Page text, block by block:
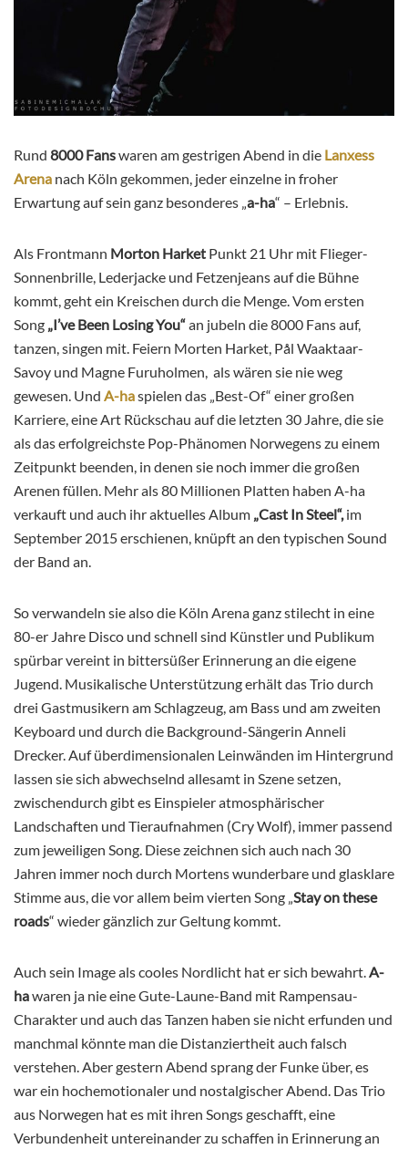
Rund 8000 Fanswaren am gestrigen Abend in die Lanxess
Arena nach Köln gekommen, jeder einzelne in froher
Erwartung auf sein ganz besonderes „a-ha“ – Erlebnis.
Als Frontmann Morton Harket Punkt 21 Uhr mit Flieger-
Sonnenbrille, Lederjacke und Fetzenjeans auf die Bühne
kommt, geht ein Kreischen durch die Menge. Vom ersten
Song „I’ve Been Losing You“an jubeln die 8000 Fans auf,
tanzen, singen mit. Feiern Morten Harket, Pål Waaktaar-
Savoy und Magne Furuholmen, als wären sie nie weg
gewesen. Und A-haspielen das „Best-Of“ einer großen
Karriere, eine Art Rückschau auf die letzten 30 Jahre, die sie
als das erfolgreichste Pop-Phänomen Norwegens zu einem
Zeitpunkt beenden, in denen sie noch immer die großen
Arenen füllen. Mehr als 80 Millionen Platten haben A-ha
verkauft und auch ihr aktuelles Album „Cast In Steel“,im
September 2015 erschienen, knüpft an den typischen Sound
der Band an.
So verwandeln sie also die Köln Arena ganz stilecht in eine
80-er Jahre Disco und schnell sind Künstler und Publikum
spürbar vereint in bittersüßer Erinnerung an die eigene
Jugend. Musikalische Unterstützung erhält das Trio durch
drei Gastmusikern am Schlagzeug, am Bass und am zweiten
Keyboard und durch die Background-Sängerin Anneli
Drecker. Auf überdimensionalen Leinwänden im Hintergrund
lassen sie sich abwechselnd allesamt in Szene setzen,
zwischendurch gibt es Einspieler atmosphärischer
Landschaften und Tieraufnahmen (Cry Wolf), immer passend
zum jeweiligen Song. Diese zeichnen sich auch nach 30
Jahren immer noch durch Mortens wunderbare und glasklare
Stimme aus, die vor allem beim vierten Song „Stay on these
roads“ wieder gänzlich zur Geltung kommt.
Auch sein Image als cooles Nordlicht hat er sich bewahrt.A-
hawaren ja nie eine Gute-Laune-Band mit Rampensau-
Charakter und auch das Tanzen haben sie nicht erfunden und
manchmal könnte man die Distanziertheit auch falsch
verstehen. Aber gestern Abend sprang der Funke über, es
war ein hochemotionaler und nostalgischer Abend. Das Trio
aus Norwegen hat es mit ihren Songs geschafft, eine
Verbundenheit untereinander zu schaffen in Erinnerung an